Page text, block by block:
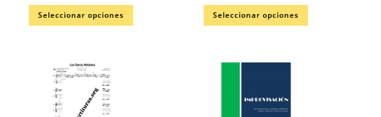
Seleccionar opciones Seleccionar opciones